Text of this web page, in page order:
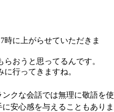
時に上がらせていただきま
おうと思ってるんです。
行ってきますね。
クな会話では無理に敬語を使
安心感を与えることもありま